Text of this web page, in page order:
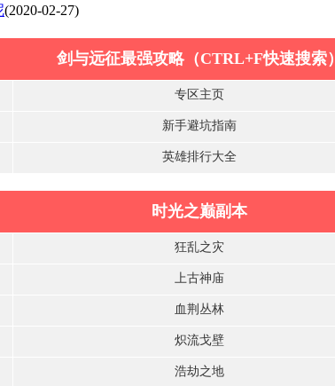
(2020-02-27)
剑与远征最强攻略（CTRL+F快速搜索）
专区主页
新手避坑指南
英雄排行大全
时光之巅副本
狂乱之灾
上古神庙
血荆丛林
炽流戈壁
浩劫之地